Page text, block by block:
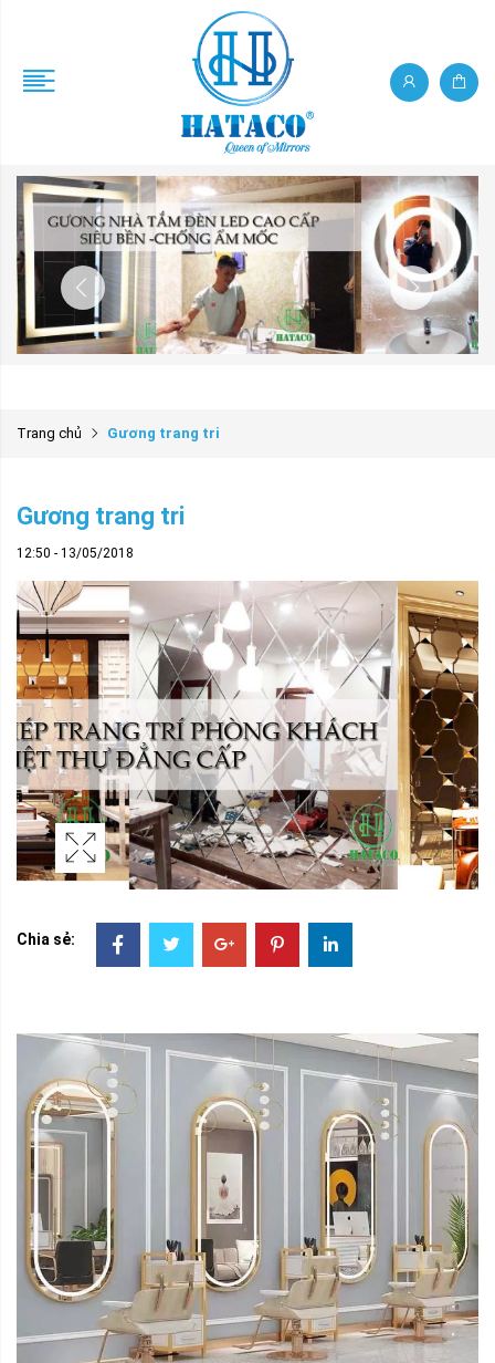
Trang chủ Gương trang tri
Gương trang tri
12:50 - 13/05/2018
Chia sẻ: